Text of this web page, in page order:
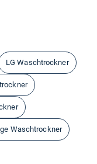
LG Waschtrockner
Waschtrockner